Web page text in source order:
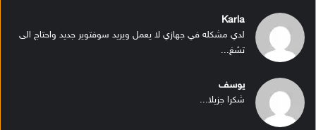
Karla
لدي مشكله في جهازي لا يعمل ويريد سوفتوير جديد واحتاج الى
تشغ...
يوسف
شكرا جزيلا...